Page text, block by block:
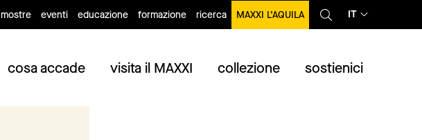
mostre eventi educazione formazione ricerca MAXXI L’AQUILA IT
cosa accade visita il MAXXI collezione sostienici